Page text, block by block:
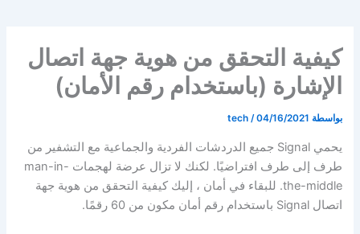
كيفية التحقق من هوية جهة اتصال
الإشارة (باستخدام رقم الأمان)
بواسطة tech /04/16/2021
يحمي Signal جميع الدردشات الفردية والجماعية مع التشفير من
طرف إلى طرف افتراضيًا. لكنك لا تزال عرضة لهجمات man-in-
the-middle. للبقاء في أمان ، إليك كيفية التحقق من هوية جهة
اتصال Signal باستخدام رقم أمان مكون من 60 رقمًا.